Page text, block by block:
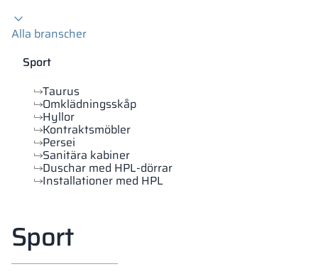
Alla branscher
Sport
Taurus
Omklädningsskåp
Hyllor
Kontraktsmöbler
Persei
Sanitära kabiner
Duschar med HPL-dörrar
Installationer med HPL
Sport